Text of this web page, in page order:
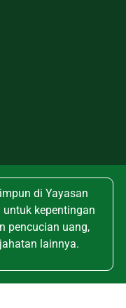
di Yayasan
kepentingan
pencucian uang,
lainnya.